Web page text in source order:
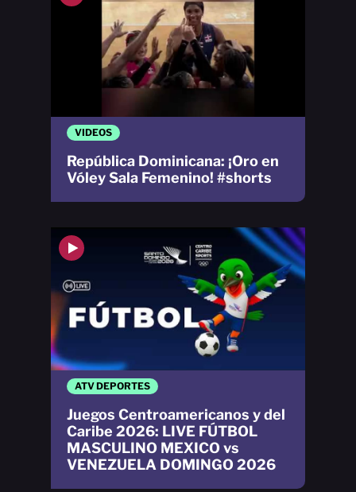
VIDEOS
República Dominicana: ¡Oro en
Vóley Sala Femenino! #shorts
ATV DEPORTES
Juegos Centroamericanos y del
Caribe 2026: LIVE FÚTBOL
MASCULINO MEXICO vs
VENEZUELA DOMINGO 2026